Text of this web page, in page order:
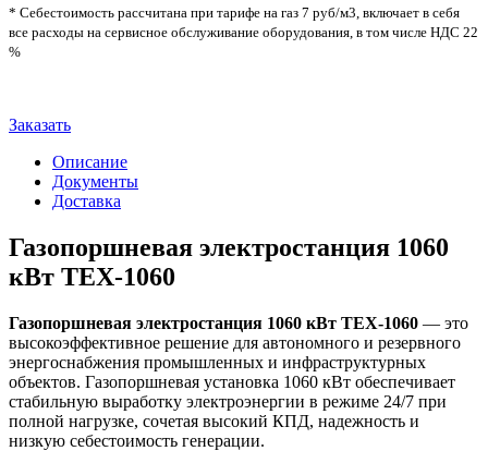
* Себестоимость рассчитана при тарифе на газ 7 руб/м3, включает в себя
все расходы на сервисное обслуживание оборудования, в том числе НДС 22
%
Заказать
Описание
Документы
Доставка
Газопоршневая электростанция 1060
кВт TEX-1060
Газопоршневая электростанция 1060 кВт TEX-1060 — это
высокоэффективное решение для автономного и резервного
энергоснабжения промышленных и инфраструктурных
объектов. Газопоршневая установка 1060 кВт обеспечивает
стабильную выработку электроэнергии в режиме 24/7 при
полной нагрузке, сочетая высокий КПД, надежность и
низкую себестоимость генерации.